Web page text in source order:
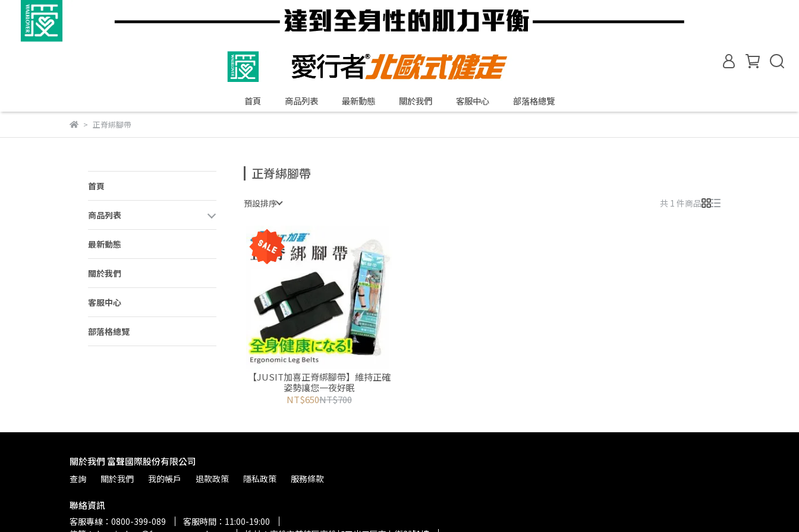
首頁 商品列表 最新動態 關於我們 客服中心 部落格總覽
正脊綁腳帶
首頁
商品列表
最新動態
關於我們
客服中心
部落格總覽
正脊綁腳帶
預設排序 共 1 件商品
【JUSIT加喜正脊綁腳帶】維持正確
姿勢讓您一夜好眠
NT$650NT$700
關於我們 富聲國際股份有限公司
查詢 關於我們 我的帳戶 退款政策 隱私政策 服務條款
聯絡資訊
客服專線：0800-399-089
客服時間：11:00-19:00